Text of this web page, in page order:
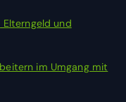
und
im Umgang mit